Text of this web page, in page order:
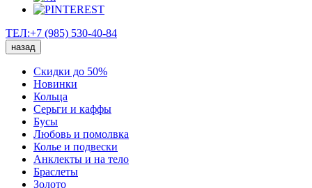
ТЕЛ:+7 (985) 530-40-84
назад
Скидки до 50%
Новинки
Кольца
Серьги и каффы
Бусы
Любовь и помолвка
Колье и подвески
Анклекты и на тело
Браслеты
Золото